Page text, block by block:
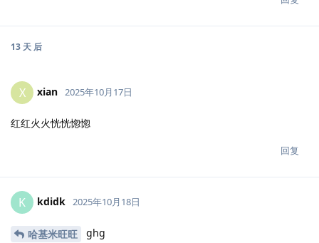
13 天 后
X xian 2025年10月17日
红红火火恍恍惚惚
回复
K kdidk 2025年10月18日
哈基米旺旺 ghg